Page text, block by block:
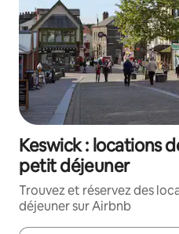
Keswick : locations
petit déjeuner
Trouvez et réservez des
déjeuner sur Airbnb